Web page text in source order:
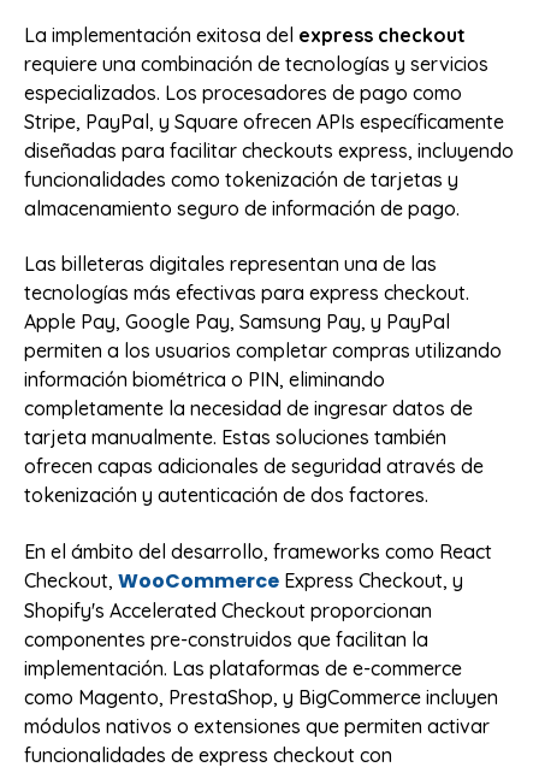
La implementación exitosa del express checkout
requiere una combinación de tecnologías y servicios
especializados. Los procesadores de pago como
Stripe, PayPal, y Square ofrecen APIs específicamente
diseñadas para facilitar checkouts express, incluyendo
funcionalidades como tokenización de tarjetas y
almacenamiento seguro de información de pago.
Las billeteras digitales representan una de las
tecnologías más efectivas para express checkout.
Apple Pay, Google Pay, Samsung Pay, y PayPal
permiten a los usuarios completar compras utilizando
información biométrica o PIN, eliminando
completamente la necesidad de ingresar datos de
tarjeta manualmente. Estas soluciones también
ofrecen capas adicionales de seguridad através de
tokenización y autenticación de dos factores.
En el ámbito del desarrollo, frameworks como React
Checkout, WooCommerce Express Checkout, y
Shopify's Accelerated Checkout proporcionan
componentes pre-construidos que facilitan la
implementación. Las plataformas de e-commerce
como Magento, PrestaShop, y BigCommerce incluyen
módulos nativos o extensiones que permiten activar
funcionalidades de express checkout con